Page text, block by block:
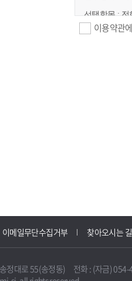
선택항목 : 전
필수항목 :
니다.
불필요하게
이용약관
이메일무단수집거부 찾아오시는 길
정대로 55(송정동) 전화 : (자금)